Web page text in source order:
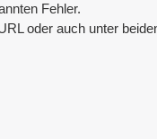
Fehler.
oder auch unter